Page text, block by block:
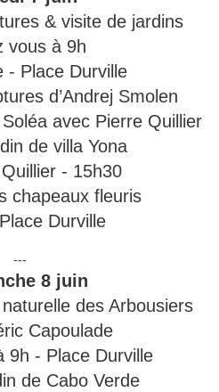
& visite de jardins
vous à 9h
- Place Durville
d’Andrej Smolen
avec Pierre Quillier
de villa Yona
- 15h30
chapeaux fleuris
Durville
---
8 juin
des Arbousiers
Capoulade
9h - Place Durville
de Cabo Verde